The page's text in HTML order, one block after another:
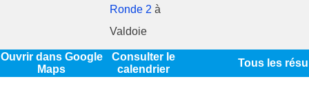
Ronde 2 à
Valdoie
Ouvrir dans Google
Maps
Consulter le
calendrier
Tous les